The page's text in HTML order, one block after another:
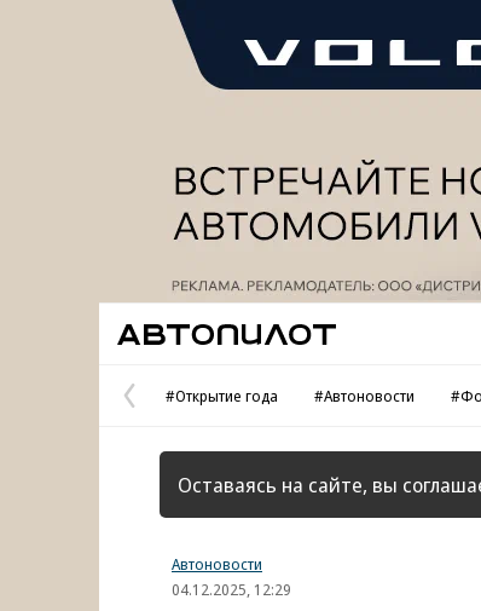
Предыдущая
страница
#Открытие года #Автоновости
Оставаясь на сайте, вы
Автоновости
04.12.2025, 12:29